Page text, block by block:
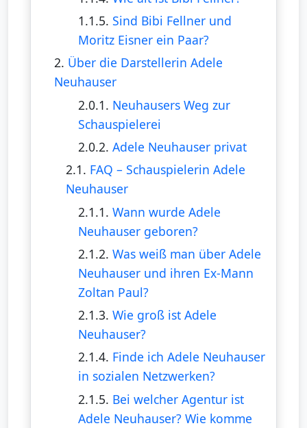
1.1.5. Sind Bibi Fellner und
Moritz Eisner ein Paar?
2. Über die Darstellerin Adele
Neuhauser
2.0.1. Neuhausers Weg zur
Schauspielerei
2.0.2. Adele Neuhauser privat
2.1. FAQ – Schauspielerin Adele
Neuhauser
2.1.1. Wann wurde Adele
Neuhauser geboren?
2.1.2. Was weiß man über Adele
Neuhauser und ihren Ex-Mann
Zoltan Paul?
2.1.3. Wie groß ist Adele
Neuhauser?
2.1.4. Finde ich Adele Neuhauser
in sozialen Netzwerken?
2.1.5. Bei welcher Agentur ist
Adele Neuhauser? Wie komme